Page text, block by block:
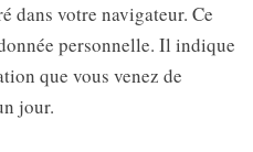
dans votre navigateur. Ce
personnelle. Il indique
que vous venez de
jour.